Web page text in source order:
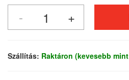
Szállítás: Raktáron (kevesebb